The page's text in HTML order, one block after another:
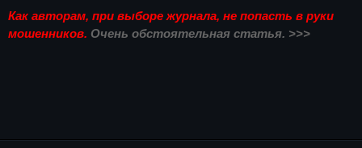
Как авторам, при выборе журнала, не попасть в руки
мошенников. Очень обстоятельная статья. >>>